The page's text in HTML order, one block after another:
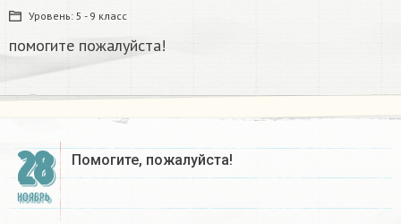
Уровень: 5 - 9 класс
помогите пожалуйста!
28
НОЯБРЬ
Помогите, пожалуйста!